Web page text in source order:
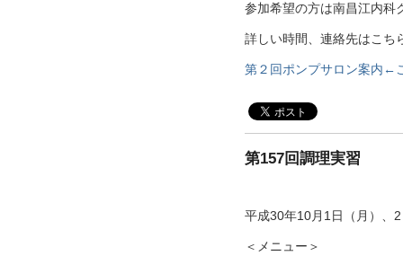
参加希望の方は南昌江内科
詳しい時間、連絡先はこち
第２回ポンプサロン案内←
第157回調理実習
平成30年10月1日（月）、
＜メニュー＞